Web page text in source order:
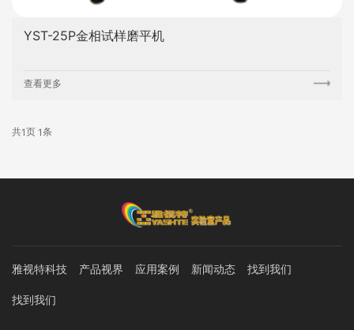
YST-25P金相试样磨平机
查看更多
共1页 1条
雅视特科技 产品视界 应用案例 新闻动态 找到我们
找到我们